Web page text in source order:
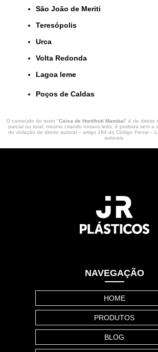
São João de Meriti
Teresópolis
Urca
Volta Redonda
lagoa leme
Poços de Caldas
O conteúdo do texto "Caixa de Hortifruti Mambaí" é de direito
parcial ou total, mesmo citando nossos links, é proibida sem a
de violação de direito autoral – artigo 184 do Código Penal –
autorais.
NAVEGAÇÃO
HOME
PRODUTOS
BLOG